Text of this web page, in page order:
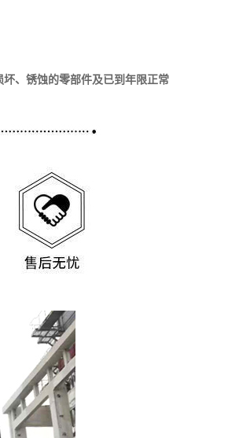
、锈蚀的零部件及已到年限正常